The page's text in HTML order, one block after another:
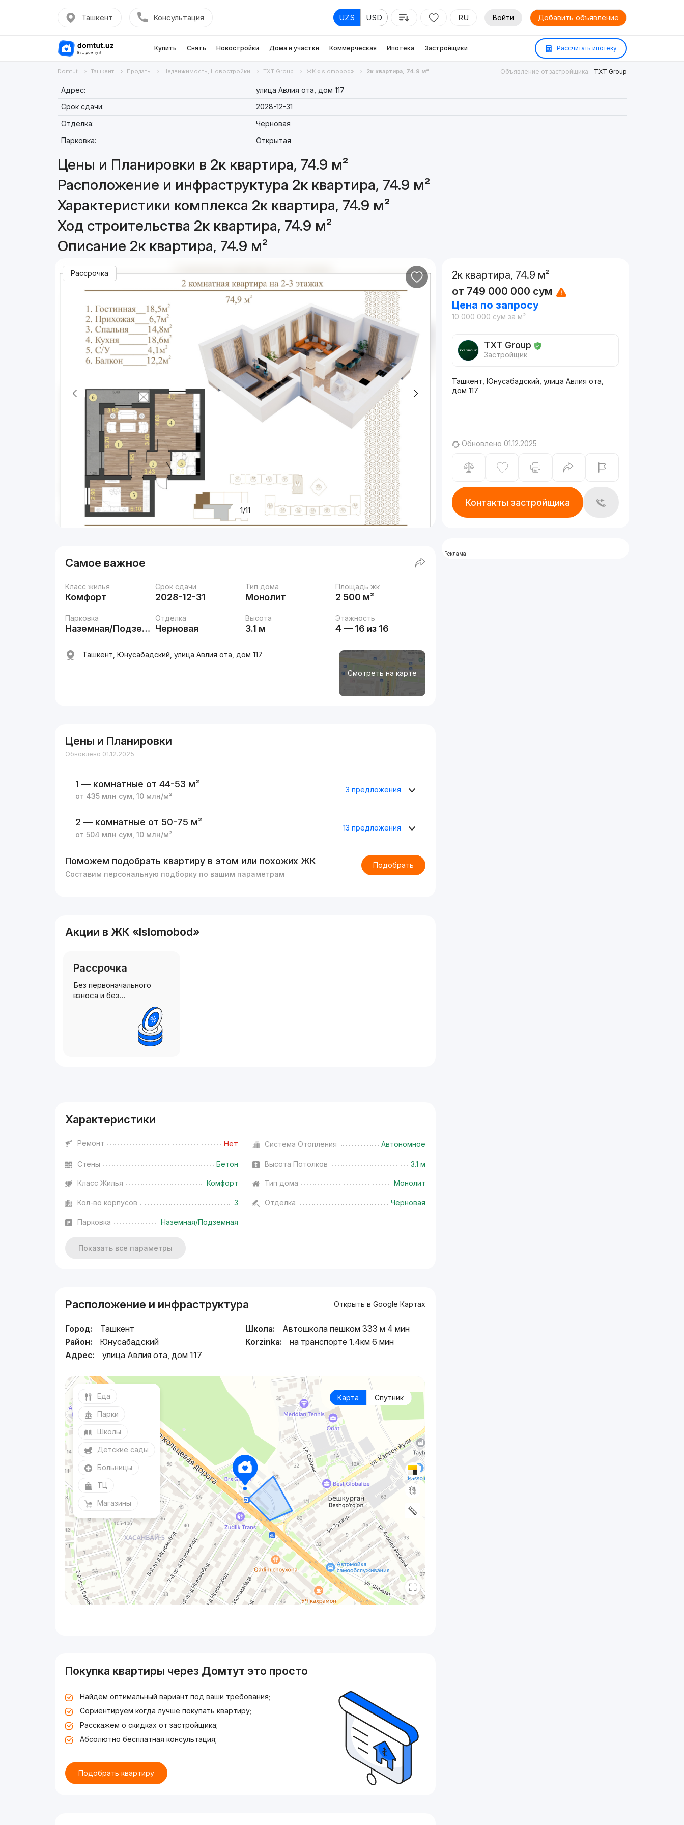
Ташкент Консультация UZS USD RU Войти Добавить объявление
Купить Снять Новостройки Дома и участки Коммерческая Ипотека Застройщики Рассчитать ипотеку
Domtut Ташкент Продать Недвижимость, Новостройки TXT Group ЖК «Islomobod» 2к квартира, 74.9 м² Объявление от застройщика: TXT Group
Адрес:
улица Авлия ота, дом 117
Срок сдачи:
2028-12-31
Отделка:
Черновая
Парковка:
Открытая
Цены и Планировки в 2к квартира, 74.9 м²
Расположение и инфраструктура 2к квартира, 74.9 м²
Характеристики комплекса 2к квартира, 74.9 м²
Ход строительства 2к квартира, 74.9 м²
Описание 2к квартира, 74.9 м²
Рассрочка
1/11
Самое важное
Класс жилья
Комфорт
Срок сдачи
2028-12-31
Тип дома
Монолит
Площадь жк
2 500 м²
Парковка
Наземная/Подземная
Отделка
Черновая
Высота
3.1 м
Этажность
4 — 16 из 16
Смотреть на карте
Ташкент, Юнусабадский, улица Авлия ота, дом 117
Цены и Планировки
Обновлено 01.12.2025
1 — комнатные от 44-53 м²
от 435 млн сум ,10 млн/м²
3 предложения
2 — комнатные от 50-75 м²
от504 млн сум ,10 млн/м²
13 предложения
Поможем подобрать квартиру в этом или похожих ЖК
Составим персональную подборку по вашим параметрам
Подобрать
Акции в ЖК «Islomobod»
Рассрочка
Без первоначального
взноса и без…
Характеристики
Ремонт Нет Система Отопления Автономное
Стены Бетон Высота Потолков 3.1 м
Класс Жилья Комфорт Тип дома Монолит
Кол-во корпусов 3 Отделка Черновая
Парковка Наземная/Подземная
Показать все параметры
Расположение и инфраструктура Открыть в Google Картах
Город:
Ташкент
Район:
Юнусабадский
Адрес:
улица Авлия ота, дом 117
Школа:
Автошкола пешком 333 м 4 мин
Korzinka:
на транспорте 1.4км 6 мин
Карта Спутник
Еда
Парки
Школы
Детские сады
Больницы
ТЦ
Магазины
Покупка квартиры через Домтут это просто
Найдём оптимальный вариант под ваши требования;
Сориентируем когда лучше покупать квартиру;
Расскажем о скидках от застройщика;
Абсолютно бесплатная консультация;
Подобрать квартиру
2к квартира, 74.9 м²
от 749 000 000 сум
Цена по запросу
10 000 000 сум за м²
TXT Group
Застройщик
Ташкент, Юнусабадский, улица Авлия ота,
дом 117
Обновлено 01.12.2025
Контакты застройщика
Реклама